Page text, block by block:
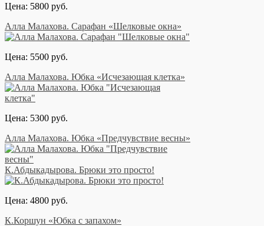
Цена: 5800 руб.
Алла Малахова. Сарафан «Шелковые окна»
Цена: 5500 руб.
Алла Малахова. Юбка «Исчезающая клетка»
Цена: 5300 руб.
Алла Малахова. Юбка «Предчувствие весны»
К.Абдыкадырова. Брюки это просто!
Цена: 4800 руб.
К.Коршун «Юбка с запахом»